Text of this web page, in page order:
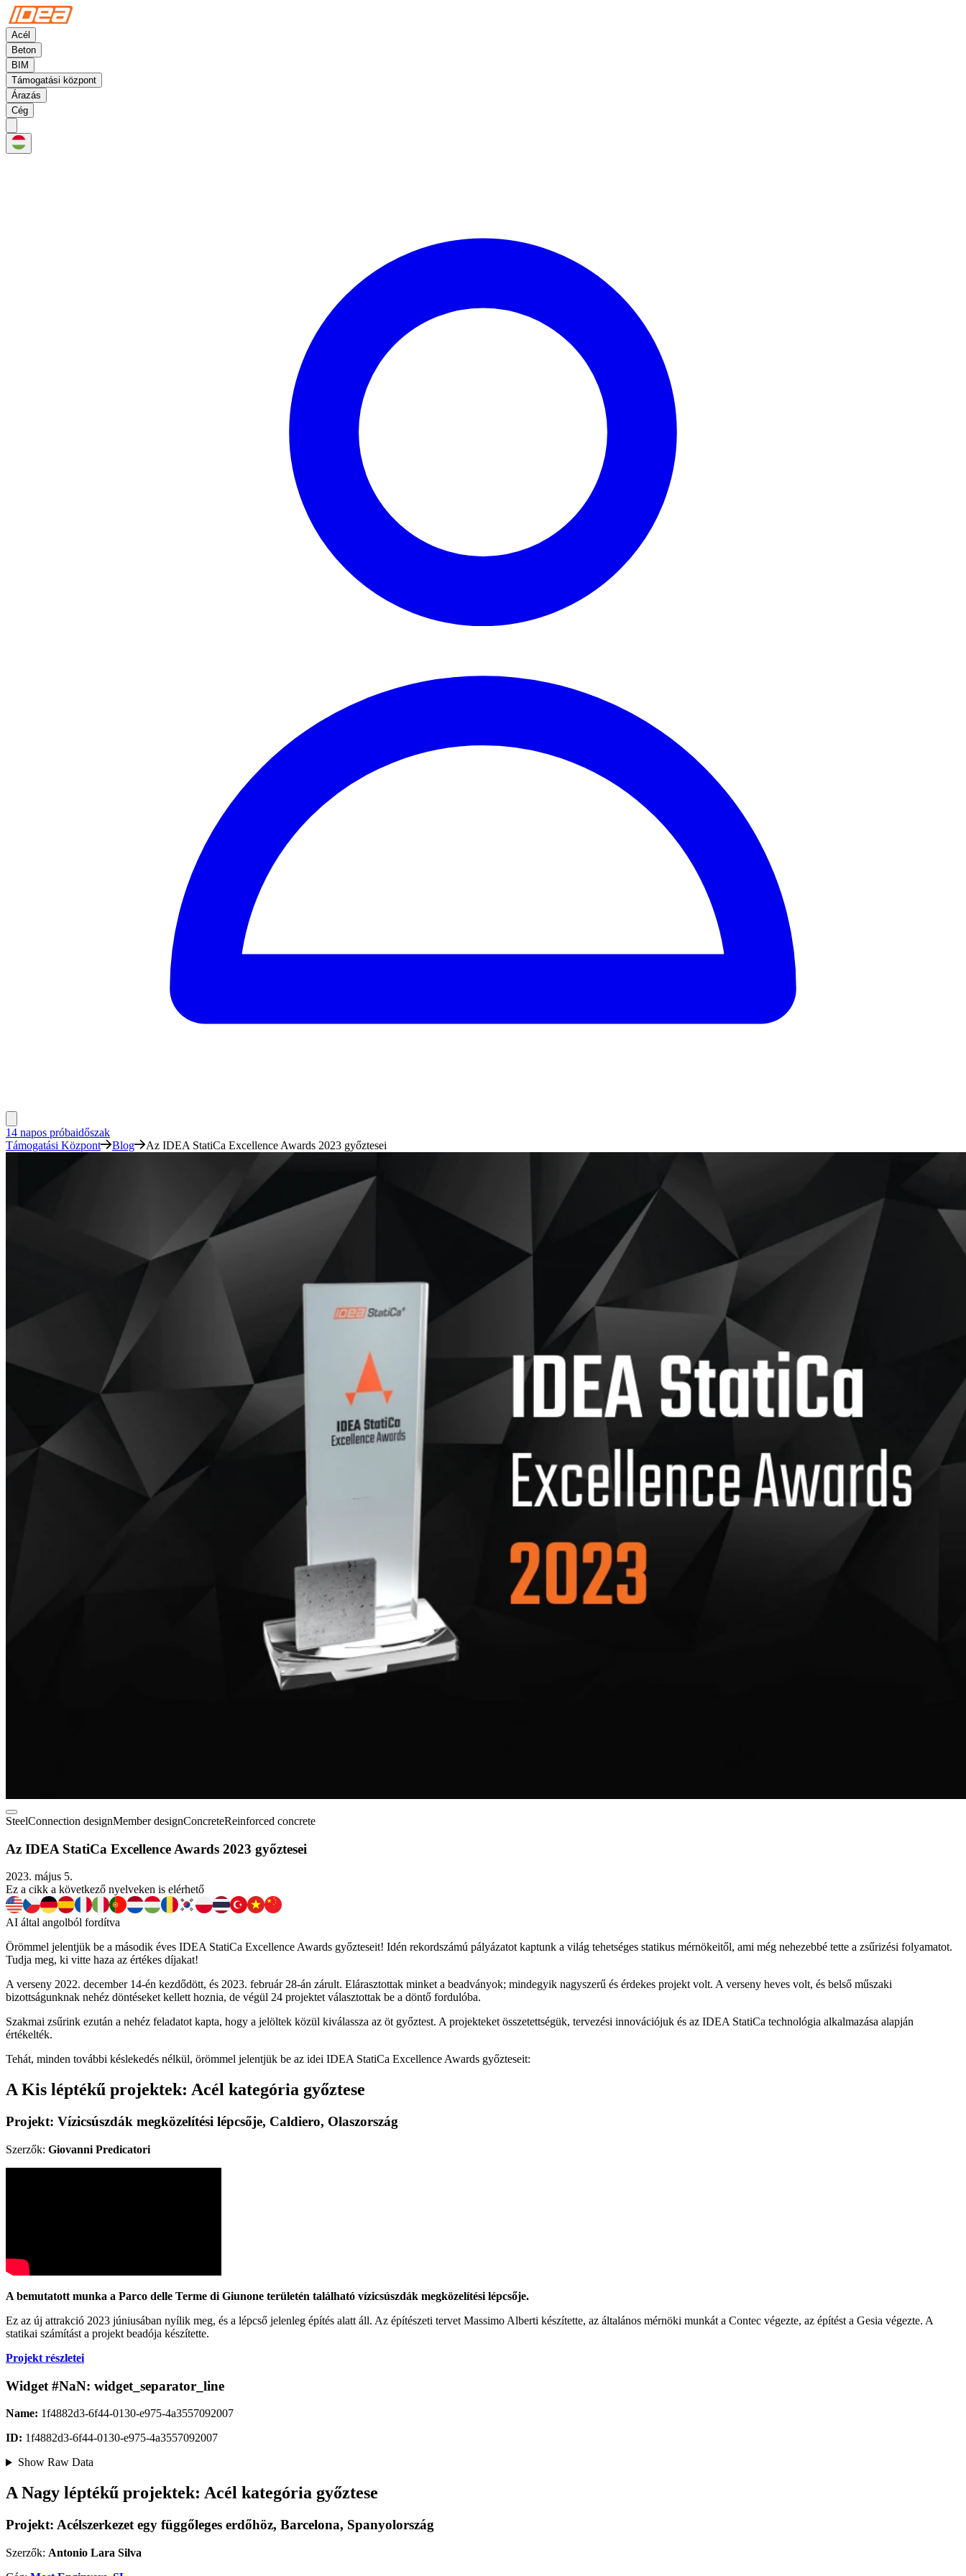
Acél
Beton
BIM
Támogatási központ
Árazás
Cég
14 napos próbaidőszak
Támogatási Központ
Blog Az IDEA StatiCa Excellence Awards 2023 győztesei
SteelConnection designMember designConcreteReinforced concrete
Az IDEA StatiCa Excellence Awards 2023 győztesei
2023. május 5.
Ez a cikk a következő nyelveken is elérhető
AI által angolból fordítva
Örömmel jelentjük be a második éves IDEA StatiCa Excellence Awards győzteseit! Idén rekordszámú pályázatot kaptunk a világ tehetséges statikus mérnökeitől, ami még nehezebbé tette a zsűrizési folyamatot.
Tudja meg, ki vitte haza az értékes díjakat!
A verseny 2022. december 14-én kezdődött, és 2023. február 28-án zárult. Elárasztottak minket a beadványok; mindegyik nagyszerű és érdekes projekt volt. A verseny heves volt, és belső műszaki
bizottságunknak nehéz döntéseket kellett hoznia, de végül 24 projektet választottak be a döntő fordulóba.
Szakmai zsűrink ezután a nehéz feladatot kapta, hogy a jelöltek közül kiválassza az öt győztest. A projekteket összetettségük, tervezési innovációjuk és az IDEA StatiCa technológia alkalmazása alapján
értékelték.
Tehát, minden további késlekedés nélkül, örömmel jelentjük be az idei IDEA StatiCa Excellence Awards győzteseit:
A Kis léptékű projektek: Acél kategória győztese
Projekt: Vízicsúszdák megközelítési lépcsője, Caldiero, Olaszország
Szerzők: Giovanni Predicatori
A bemutatott munka a Parco delle Terme di Giunone területén található vízicsúszdák megközelítési lépcsője.
Ez az új attrakció 2023 júniusában nyílik meg, és a lépcső jelenleg építés alatt áll. Az építészeti tervet Massimo Alberti készítette, az általános mérnöki munkát a Contec végezte, az építést a Gesia végezte. A
statikai számítást a projekt beadója készítette.
Projekt részletei
Widget #NaN: widget_separator_line
Name: 1f4882d3-6f44-0130-e975-4a3557092007
ID: 1f4882d3-6f44-0130-e975-4a3557092007
Show Raw Data
A Nagy léptékű projektek: Acél kategória győztese
Projekt: Acélszerkezet egy függőleges erdőhöz, Barcelona, Spanyolország
Szerzők: Antonio Lara Silva